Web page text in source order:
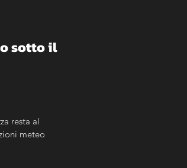
sotto il
resta al
meteo